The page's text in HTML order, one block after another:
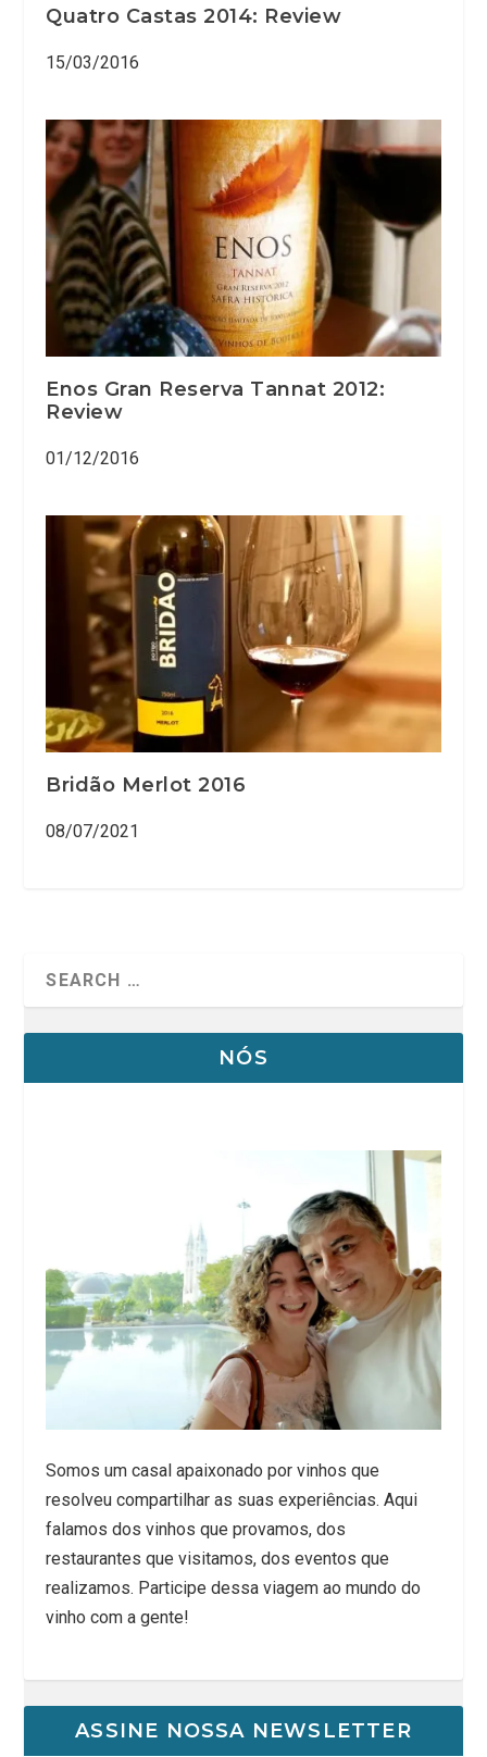
Quatro Castas 2014: Review
15/03/2016
Enos Gran Reserva Tannat 2012:
Review
01/12/2016
Bridão Merlot 2016
08/07/2021
NÓS
Somos um casal apaixonado por vinhos que
resolveu compartilhar as suas experiências. Aqui
falamos dos vinhos que provamos, dos
restaurantes que visitamos, dos eventos que
realizamos. Participe dessa viagem ao mundo do
vinho com a gente!
ASSINE NOSSA NEWSLETTER